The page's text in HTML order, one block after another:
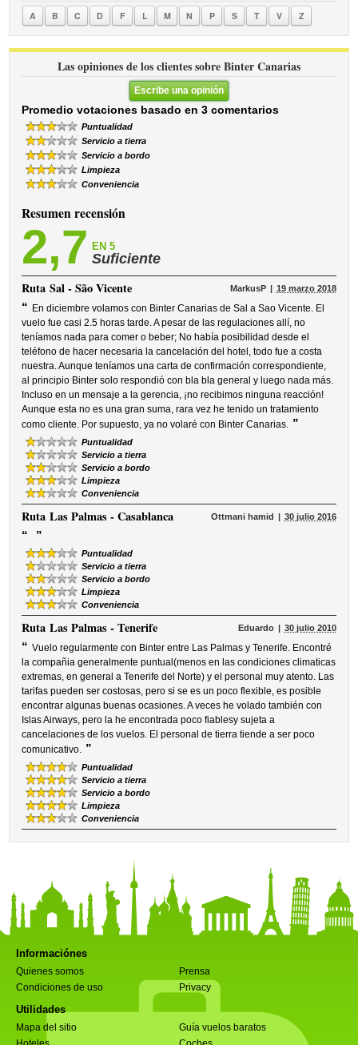
A B C D F L M N P S T V Z
Las opiniones de los clientes sobre Binter Canarias
Escribe una opinión
Promedio votaciones basado en 3 comentarios
Puntualidad
Servicio a tierra
Servicio a bordo
Limpieza
Conveniencia
Resumen recensión
2,7 EN 5
Suficiente
RutaSal - São Vicente MarkusP 19 marzo 2018
“ En diciembre volamos con Binter Canarias de Sal a Sao Vicente. El
vuelo fue casi 2.5 horas tarde. A pesar de las regulaciones allí, no
teníamos nada para comer o beber; No había posibilidad desde el
teléfono de hacer necesaria la cancelación del hotel, todo fue a costa
nuestra. Aunque teníamos una carta de confirmación correspondiente,
al principio Binter solo respondió con bla bla general y luego nada más.
Incluso en un mensaje a la gerencia, ¡no recibimos ninguna reacción!
Aunque esta no es una gran suma, rara vez he tenido un tratamiento
como cliente. Por supuesto, ya no volaré con Binter Canarias. ”
Puntualidad
Servicio a tierra
Servicio a bordo
Limpieza
Conveniencia
RutaLas Palmas - Casablanca Ottmani hamid 30 julio 2016
“ ”
Puntualidad
Servicio a tierra
Servicio a bordo
Limpieza
Conveniencia
RutaLas Palmas - Tenerife Eduardo 30 julio 2010
“ Vuelo regularmente con Binter entre Las Palmas y Tenerife. Encontré
la compañia generalmente puntual(menos en las condiciones climaticas
extremas, en general a Tenerife del Norte) y el personal muy atento. Las
tarifas pueden ser costosas, pero si se es un poco flexible, es posible
encontrar algunas buenas ocasiones. A veces he volado también con
Islas Airways, pero la he encontrada poco fiablesy sujeta a
cancelaciones de los vuelos. El personal de tierra tiende a ser poco
comunicativo. ”
Puntualidad
Servicio a tierra
Servicio a bordo
Limpieza
Conveniencia
Informaciónes
Quienes somos
Prensa
Condiciones de uso
Privacy
Utilidades
Mapa del sitio
Guía vuelos baratos